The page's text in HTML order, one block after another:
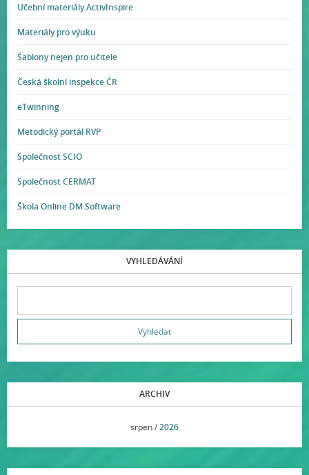
Učební materiály ActivInspire
Materiály pro výuku
Šablony nejen pro učitele
Česká školní inspekce ČR
eTwinning
Metodický portál RVP
Společnost SCIO
Společnost CERMAT
Škola Online DM Software
VYHLEDÁVÁNÍ
ARCHIV
srpen /2026